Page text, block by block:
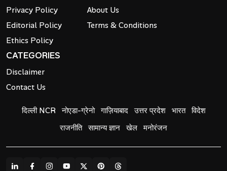
Privacy Policy
Editorial Policy
Ethics Policy
About Us
Terms & Conditions
CATEGORIES
Disclaimer
Contact Us
दिल्ली NCR नोएडा-ग्रेनो गाज़ियाबाद उत्तर प्रदेश भारत विदेश
राजनीति सामान्य ज्ञान खेल मनोरंजन